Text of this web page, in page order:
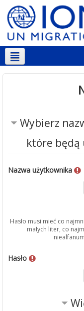
Polski ‎(pl)‎
Wybierz
które będą
Nazwa użytkownika
Hasło musi mieć co
małych liter, co
Hasło